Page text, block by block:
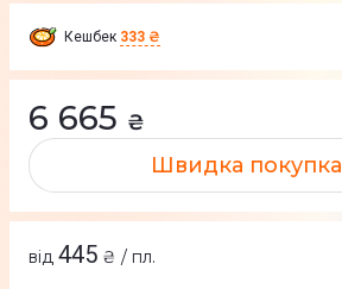
Кешбек 333 ₴
6 665 ₴
Швидка покупка
від 445 ₴ / пл.